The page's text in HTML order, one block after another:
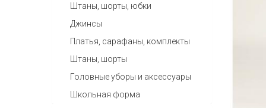
Штаны, шорты, юбки
Джинсы
Платья, сарафаны, комплекты
Штаны, шорты
Головные уборы и аксессуары
Школьная форма